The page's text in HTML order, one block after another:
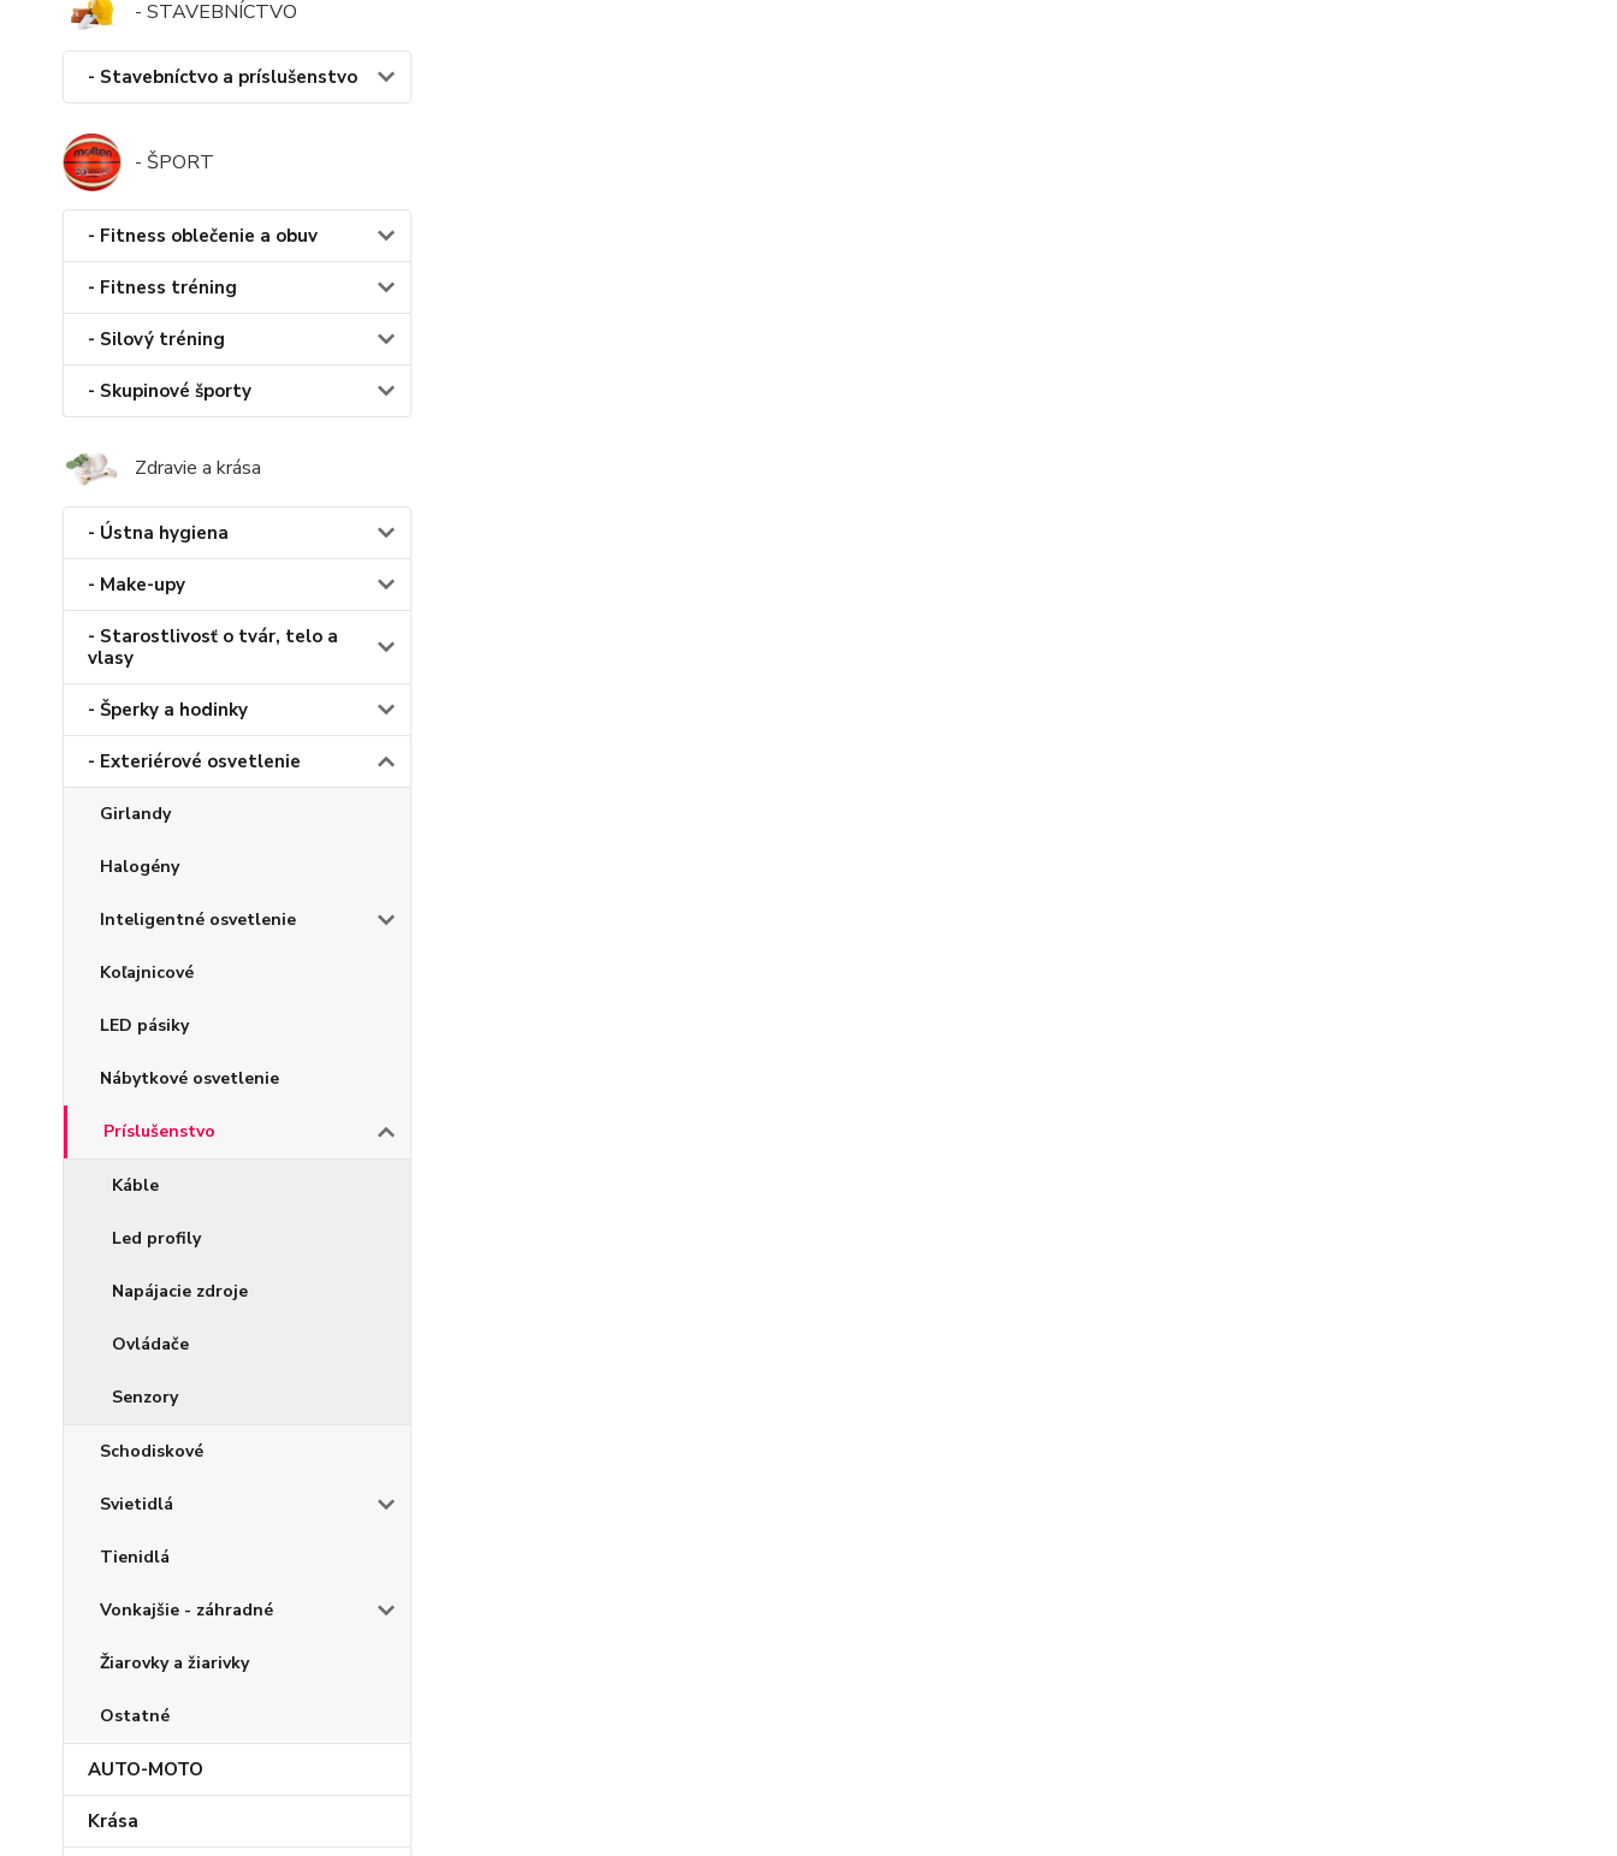
- STAVEBNÍCTVO
- Stavebníctvo a príslušenstvo
- ŠPORT
- Fitness oblečenie a obuv
- Fitness tréning
- Silový tréning
- Skupinové športy
Zdravie a krása
- Ústna hygiena
- Make-upy
- Starostlivosť o tvár, telo a
vlasy
- Šperky a hodinky
- Exteriérové osvetlenie
Girlandy
Halogény
Inteligentné osvetlenie
Koľajnicové
LED pásiky
Nábytkové osvetlenie
Príslušenstvo
Káble
Led profily
Napájacie zdroje
Ovládače
Senzory
Schodiskové
Svietidlá
Tienidlá
Vonkajšie - záhradné
Žiarovky a žiarivky
Ostatné
AUTO-MOTO
Krása